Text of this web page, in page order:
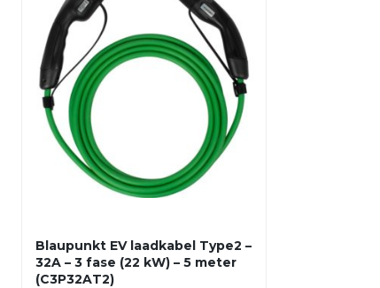
Blaupunkt EV laadkabel Type2 –
32A – 3 fase (22 kW) – 5 meter
(C3P32AT2)